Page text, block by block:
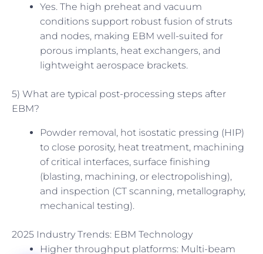
Yes. The high preheat and vacuum
conditions support robust fusion of struts
and nodes, making EBM well-suited for
porous implants, heat exchangers, and
lightweight aerospace brackets.
5) What are typical post-processing steps after
EBM?
Powder removal, hot isostatic pressing (HIP)
to close porosity, heat treatment, machining
of critical interfaces, surface finishing
(blasting, machining, or electropolishing),
and inspection (CT scanning, metallography,
mechanical testing).
2025 Industry Trends: EBM Technology
Higher throughput platforms: Multi-beam